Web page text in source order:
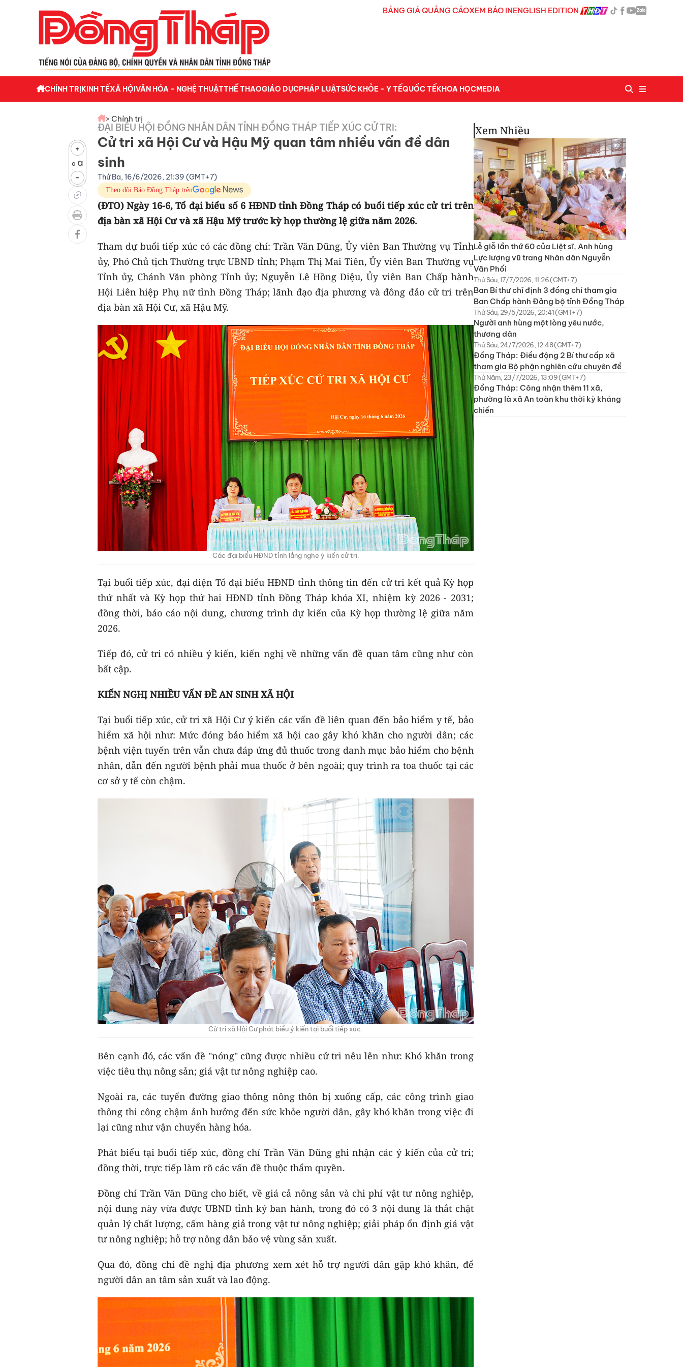
BẢNG GIÁ QUẢNG CÁOXEM BÁO INENGLISH EDITION Zalo
CHÍNH TRỊKINH TẾXÃ HỘIVĂN HÓA - NGHỆ THUẬTTHỂ THAOGIÁO DỤCPHÁP LUẬTSỨC KHỎE - Y TẾQUỐC TẾKHOA HỌCMEDIA
+
a a
-
> Chính trị
ĐẠI BIỂU HỘI ĐỒNG NHÂN DÂN TỈNH ĐỒNG THÁP TIẾP XÚC CỬ TRI:
Cử tri xã Hội Cư và Hậu Mỹ quan tâm nhiều vấn đề dân
sinh
Thứ Ba, 16/6/2026, 21:39 (GMT+7)
Theo dõi Báo Đồng Tháp trên
(ĐTO) Ngày 16-6, Tổ đại biểu số 6 HĐND tỉnh Đồng Tháp có buổi tiếp xúc cử tri trên
địa bàn xã Hội Cư và xã Hậu Mỹ trước kỳ họp thường lệ giữa năm 2026.
Tham dự buổi tiếp xúc có các đồng chí: Trần Văn Dũng, Ủy viên Ban Thường vụ Tỉnh
ủy, Phó Chủ tịch Thường trực UBND tỉnh; Phạm Thị Mai Tiên, Ủy viên Ban Thường vụ
Tỉnh ủy, Chánh Văn phòng Tỉnh ủy; Nguyễn Lê Hồng Diệu, Ủy viên Ban Chấp hành
Hội Liên hiệp Phụ nữ tỉnh Đồng Tháp; lãnh đạo địa phương và đông đảo cử tri trên
địa bàn xã Hội Cư, xã Hậu Mỹ.
Các đại biểu HĐND tỉnh lắng nghe ý kiến cử tri.
Tại buổi tiếp xúc, đại diện Tổ đại biểu HĐND tỉnh thông tin đến cử tri kết quả Kỳ họp
thứ nhất và Kỳ họp thứ hai HĐND tỉnh Đồng Tháp khóa XI, nhiệm kỳ 2026 - 2031;
đồng thời, báo cáo nội dung, chương trình dự kiến của Kỳ họp thường lệ giữa năm
2026.
Tiếp đó, cử tri có nhiều ý kiến, kiến nghị về những vấn đề quan tâm cũng như còn
bất cập.
KIẾN NGHỊ NHIỀU VẤN ĐỀ AN SINH XÃ HỘI
Tại buổi tiếp xúc, cử tri xã Hội Cư ý kiến các vấn đề liên quan đến bảo hiểm y tế, bảo
hiểm xã hội như: Mức đóng bảo hiểm xã hội cao gây khó khăn cho người dân; các
bệnh viện tuyến trên vẫn chưa đáp ứng đủ thuốc trong danh mục bảo hiểm cho bệnh
nhân, dẫn đến người bệnh phải mua thuốc ở bên ngoài; quy trình ra toa thuốc tại các
cơ sở y tế còn chậm.
Cử tri xã Hội Cư phát biểu ý kiến tại buổi tiếp xúc.
Bên cạnh đó, các vấn đề "nóng" cũng được nhiều cử tri nêu lên như: Khó khăn trong
việc tiêu thụ nông sản; giá vật tư nông nghiệp cao.
Ngoài ra, các tuyến đường giao thông nông thôn bị xuống cấp, các công trình giao
thông thi công chậm ảnh hưởng đến sức khỏe người dân, gây khó khăn trong việc đi
lại cũng như vận chuyển hàng hóa.
Phát biểu tại buổi tiếp xúc, đồng chí Trần Văn Dũng ghi nhận các ý kiến của cử tri;
đồng thời, trực tiếp làm rõ các vấn đề thuộc thẩm quyền.
Đồng chí Trần Văn Dũng cho biết, về giá cả nông sản và chi phí vật tư nông nghiệp,
nội dung này vừa được UBND tỉnh ký ban hành, trong đó có 3 nội dung là thắt chặt
quản lý chất lượng, cấm hàng giả trong vật tư nông nghiệp; giải pháp ổn định giá vật
tư nông nghiệp; hỗ trợ nông dân bảo vệ vùng sản xuất.
Qua đó, đồng chí đề nghị địa phương xem xét hỗ trợ người dân gặp khó khăn, để
người dân an tâm sản xuất và lao động.
Xem Nhiều
Lễ giỗ lần thứ 60 của Liệt sĩ, Anh hùng
Lực lượng vũ trang Nhân dân Nguyễn
Văn Phối
Thứ Sáu, 17/7/2026, 11:26 (GMT+7)
Ban Bí thư chỉ định 3 đồng chí tham gia
Ban Chấp hành Đảng bộ tỉnh Đồng Tháp
Thứ Sáu, 29/5/2026, 20:41 (GMT+7)
Người anh hùng một lòng yêu nước,
thương dân
Thứ Sáu, 24/7/2026, 12:48 (GMT+7)
Đồng Tháp: Điều động 2 Bí thư cấp xã
tham gia Bộ phận nghiên cứu chuyên đề
Thứ Năm, 23/7/2026, 13:09 (GMT+7)
Đồng Tháp: Công nhận thêm 11 xã,
phường là xã An toàn khu thời kỳ kháng
chiến